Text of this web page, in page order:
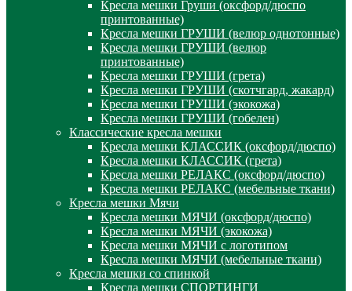
Кресла мешки Груши (оксфорд/дюспо
принтованные)
Кресла мешки ГРУШИ (велюр однотонные)
Кресла мешки ГРУШИ (велюр
принтованные)
Кресла мешки ГРУШИ (грета)
Кресла мешки ГРУШИ (скотчгард, жакард)
Кресла мешки ГРУШИ (экокожа)
Кресла мешки ГРУШИ (гобелен)
Классические кресла мешки
Кресла мешки КЛАССИК (оксфорд/дюспо)
Кресла мешки КЛАССИК (грета)
Креслa мешки РЕЛАКС (оксфорд/дюспо)
Креслa мешки РЕЛАКС (мебельные ткани)
Кресла мешки Мячи
Кресла мешки МЯЧИ (оксфорд/дюспо)
Кресла мешки МЯЧИ (экокожа)
Кресла мешки МЯЧИ с логотипом
Кресла мешки МЯЧИ (мебельные ткани)
Кресла мешки со спинкой
Кресла мешки СПОРТИНГИ